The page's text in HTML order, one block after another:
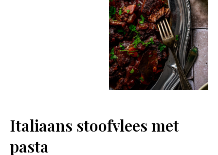
Italiaans stoofvlees met
pasta